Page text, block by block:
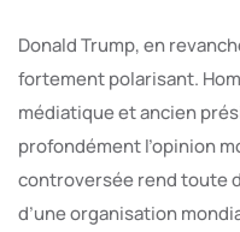
Donald Trump, en
fortement polarisant.
médiatique et ancien
profondément l’opinion
controversée rend toute
d’une organisation